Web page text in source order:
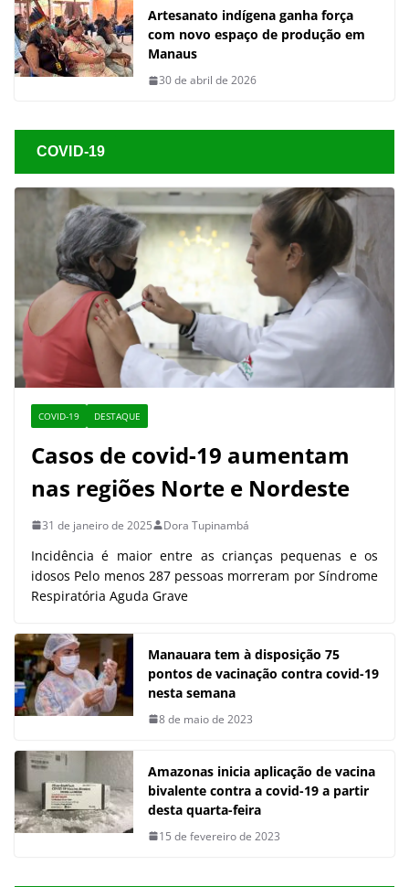
Artesanato indígena ganha força
com novo espaço de produção em
Manaus
30 de abril de 2026
COVID-19
COVID-19 DESTAQUE
Casos de covid-19 aumentam
nas regiões Norte e Nordeste
31 de janeiro de 2025 Dora Tupinambá
Incidência é maior entre as crianças pequenas e os
idosos Pelo menos 287 pessoas morreram por Síndrome
Respiratória Aguda Grave
Manauara tem à disposição 75
pontos de vacinação contra covid-19
nesta semana
8 de maio de 2023
Amazonas inicia aplicação de vacina
bivalente contra a covid-19 a partir
desta quarta-feira
15 de fevereiro de 2023